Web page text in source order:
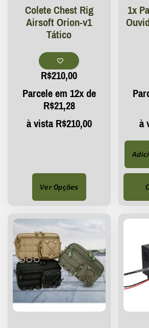
Colete Chest Rig
Airsoft Orion-v1
Tático
R$210,00
Parcele em 12x de
R$21,28
à vistaR$210,00
Ver Opções
1x
à